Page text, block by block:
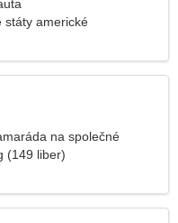
státy americké
na společné
(149 liber)